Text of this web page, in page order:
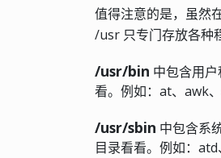
值得注意的是，虽然
/usr 只专门存放各种
/usr/bin 中包含用
看。例如：at、awk、
/usr/sbin 中包含系
目录看看。例如：